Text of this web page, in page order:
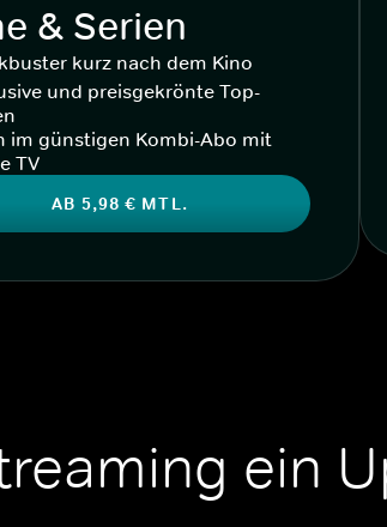
& Serien
kurz nach dem Kino
und preisgekrönte Top-
im günstigen Kombi-Abo mit
TV
AB 5,98 € MTL.
ein